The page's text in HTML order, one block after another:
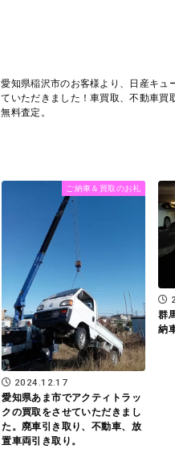
愛知県稲沢市のお客様より、日産キュ
ていただきました！車買取、不動車買
無料査定。
ご納車＆買取のお礼
2024.12.17
愛知県あま市でアクティトラッ
クの買取をさせていただきまし
た。廃車引き取り、不動車、放
置車両引き取り。
群
納